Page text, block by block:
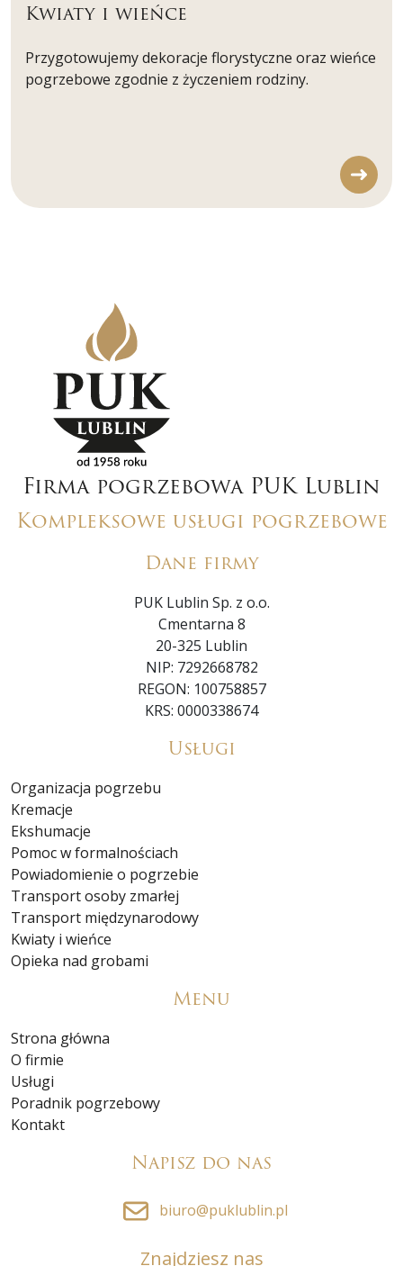
Kwiaty i wieńce
Przygotowujemy dekoracje florystyczne oraz wieńce
pogrzebowe zgodnie z życzeniem rodziny.
Firma pogrzebowa PUK Lublin
Kompleksowe usługi pogrzebowe
Dane firmy
PUK Lublin Sp. z o.o.
Cmentarna 8
20-325 Lublin
NIP: 7292668782
REGON: 100758857
KRS: 0000338674
Usługi
Organizacja pogrzebu
Kremacje
Ekshumacje
Pomoc w formalnościach
Powiadomienie o pogrzebie
Transport osoby zmarłej
Transport międzynarodowy
Kwiaty i wieńce
Opieka nad grobami
Menu
Strona główna
O firmie
Usługi
Poradnik pogrzebowy
Kontakt
Napisz do nas
biuro@puklublin.pl
Znajdziesz nas